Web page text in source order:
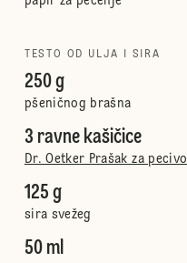
TESTO OD ULJA I SIRA
250 g
pšeničnog brašna
3 ravne kašičice
Dr. Oetker Prašak za pecivo
125 g
sira svežeg
50 ml